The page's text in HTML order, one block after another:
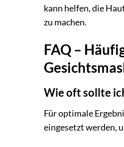
kann helfen, die
zu machen.
FAQ –
Wie oft sollte
Für optimale
eingesetzt werden,